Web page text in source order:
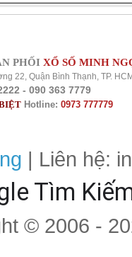
PHỐI XỔ SỐ MINH
22, Quận Bình Thạnh, TP.
- 090 363 7779
Hotline: 0973 777779
| Liên hệ:
Tìm
© 2006 -